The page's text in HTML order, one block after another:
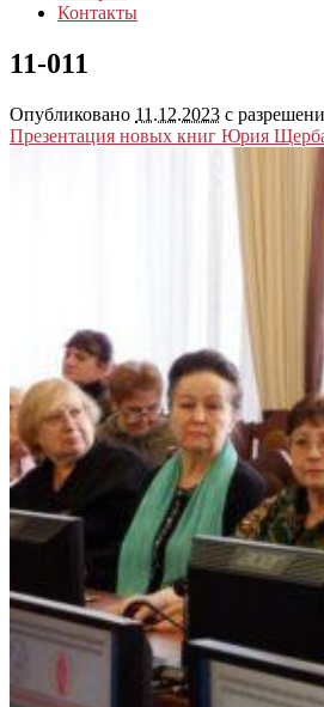
Контакты
11-011
Опубликовано 11.12.2023 с
Презентация новых книг Юрия